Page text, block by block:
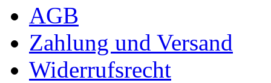
AGB
Zahlung und Versand
Widerrufsrecht